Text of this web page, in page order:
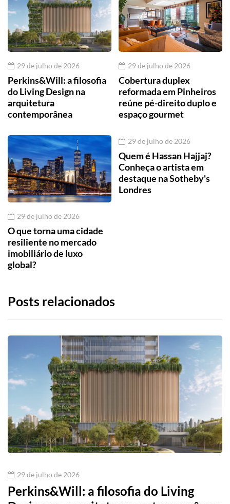
29 de julho de 2026
Perkins&Will: a filosofia
do Living Design na
arquitetura
contemporânea
29 de julho de 2026
Cobertura duplex
reformada em Pinheiros
reúne pé-direito duplo e
espaço gourmet
29 de julho de 2026
O que torna uma cidade
resiliente no mercado
imobiliário de luxo
global?
29 de julho de 2026
Quem é Hassan Hajjaj?
Conheça o artista em
destaque na Sotheby's
Londres
Posts relacionados
29 de julho de 2026
Perkins&Will: a filosofia do Living